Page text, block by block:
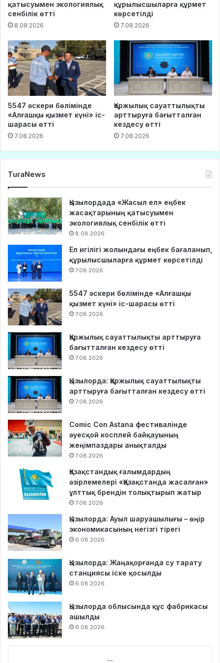
қатысуымен экологиялық
сенбілік өтті
8.08.2026
құрылысшыларға құрмет
көрсетілді
7.08.2026
5547 әскери бөлімінде
«Алғашқы қызмет күні» іс-
шарасы өтті
7.08.2026
Қаржылық сауаттылықты
арттыруға бағытталған
кездесу өтті
7.08.2026
TuraNews
Қызылордада «Жасыл ел» еңбек
жасақтарының қатысуымен
экологиялық сенбілік өтті
8.08.2026
Ел игілігі жолындағы еңбек бағаланып,
құрылысшыларға құрмет көрсетілді
7.08.2026
5547 әскери бөлімінде «Алғашқы
қызмет күні» іс-шарасы өтті
7.08.2026
Қаржылық сауаттылықты арттыруға
бағытталған кездесу өтті
7.08.2026
Қызылорда: Қаржылық сауаттылықты
арттыруға бағытталған кездесу өтті
7.08.2026
Comic Con Astana фестивалінде
әуесқой косплей байқауының
жеңімпаздары анықталды
7.08.2026
Қазақстандық ғалымдардың
әзірлемелері «Қазақстанда жасалған»
ұлттық брендін толықтырып жатыр
7.08.2026
Қызылорда: Ауыл шаруашылығы – өңір
экономикасының негізгі тірегі
6.08.2026
Қызылорда: Жаңақорғанда су тарату
станциясы іске қосылды
6.08.2026
Қызылорда облысында құс фабрикасы
ашылды
6.08.2026
...